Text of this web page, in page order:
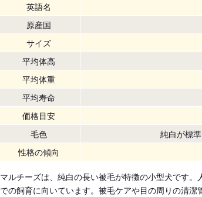
英語名
原産国
サイズ
平均体高
平均体重
平均寿命
価格目安
毛色
純白が標
性格の傾向
マルチーズは、純白の長い被毛が特徴の小型犬です
での飼育に向いています。被毛ケアや目の周りの清